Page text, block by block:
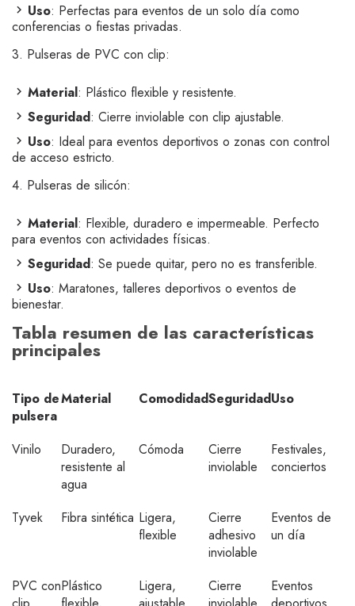
Uso: Perfectas para eventos de un solo día como
conferencias o fiestas privadas.
3. Pulseras de PVC con clip:
Material: Plástico flexible y resistente.
Seguridad: Cierre inviolable con clip ajustable.
Uso: Ideal para eventos deportivos o zonas con control
de acceso estricto.
4. Pulseras de silicón:
Material: Flexible, duradero e impermeable. Perfecto
para eventos con actividades físicas.
Seguridad: Se puede quitar, pero no es transferible.
Uso: Maratones, talleres deportivos o eventos de
bienestar.
Tabla resumen de las características
principales
Tipo de
pulsera
Material ComodidadSeguridadUso
Vinilo
Duradero,
resistente al
agua
Cómoda
Cierre
inviolable
Festivales,
conciertos
Tyvek Fibra sintética Ligera,
flexible
Cierre
adhesivo
inviolable
Eventos de
un día
PVC conPlástico
Ligera,
Cierre
Eventos